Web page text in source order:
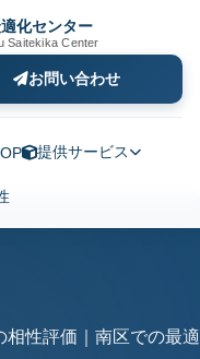
化センター
Saitekika Center
お問い合わせ
提供サービス
相性評価｜南区での最適